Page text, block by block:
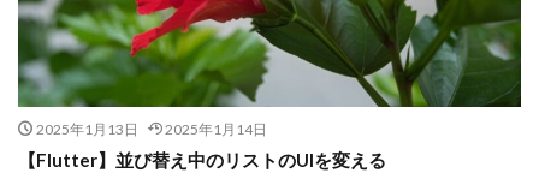
2025年1月13日 2025年1月14日
【Flutter】並び替え中のリストのUIを変える